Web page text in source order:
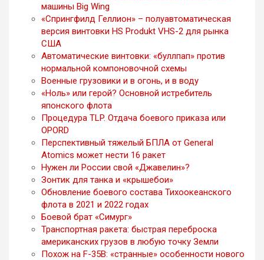
машины Big Wing
«Спрингфилд Геллион» – полуавтоматическая
версия винтовки HS Produkt VHS-2 для рынка
США
Автоматические винтовки: «буллпап» против
нормальной компоновочной схемы
Военные грузовики и в огонь, и в воду
«Ноль» или герой? Основной истребитель
японского флота
Процедура TLP. Отдача боевого приказа или
OPORD
Перспективный тяжелый БПЛА от General
Atomics может нести 16 ракет
Нужен ли России свой «Джавелин»?
Зонтик для танка и «крышебои»
Обновление боевого состава Тихоокеанского
флота в 2021 и 2022 годах
Боевой брат «Симург»
Транспортная ракета: быстрая переброска
американских грузов в любую точку Земли
Похож на F-35B: «странные» особенности нового